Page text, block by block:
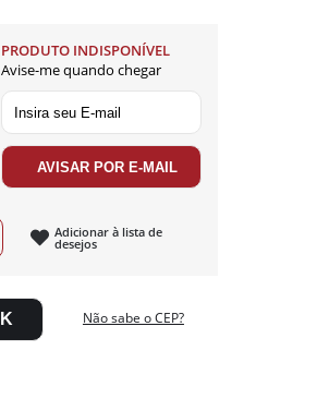
PRODUTO INDISPONÍVEL
Avise-me quando chegar
Adicionar à lista de
desejos
Não sabe o CEP?